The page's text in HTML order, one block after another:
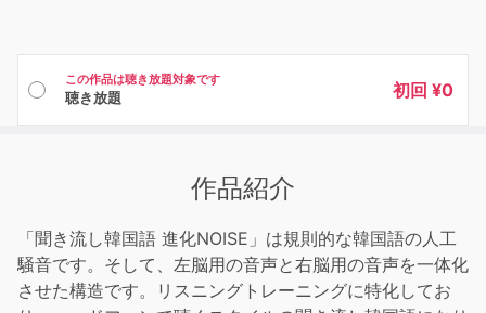
この作品は聴き放題対象です
聴き放題 初回 ¥0
作品紹介
「聞き流し韓国語 進化NOISE」は規則的な韓国語の人工
騒音です。そして、左脳用の音声と右脳用の音声を一体化
させた構造です。リスニングトレーニングに特化してお